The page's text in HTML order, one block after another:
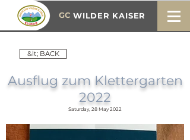
WILDER KAISER
GC
&lt; BACK
Ausflug zum Klettergarten
2022
Saturday, 28 May 2022